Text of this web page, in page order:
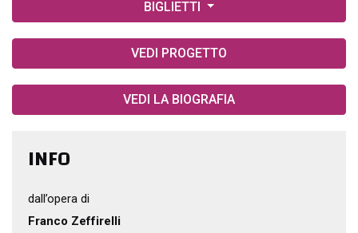
BIGLIETTI
VEDI PROGETTO
VEDI LA BIOGRAFIA
INFO
dall’opera di
Franco Zeffirelli